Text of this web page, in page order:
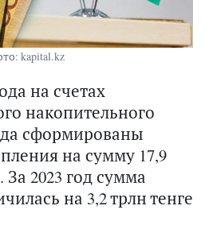
kapital.kz
на счетах
накопительного
сформированы
на сумму 17,9
2023 год сумма
на 3,2 трлн тенге